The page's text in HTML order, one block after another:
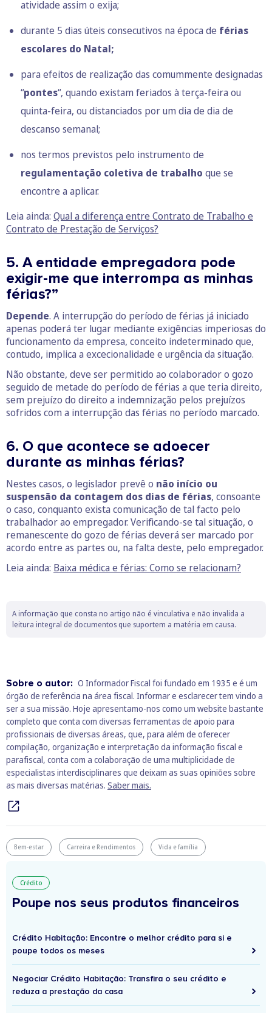
atividade assim o exija;
durante 5 dias úteis consecutivos na época de férias
escolares do Natal;
para efeitos de realização das comummente designadas
“pontes“, quando existam feriados à terça-feira ou
quinta-feira, ou distanciados por um dia de dia de
descanso semanal;
nos termos previstos pelo instrumento de
regulamentação coletiva de trabalho que se
encontre a aplicar.
Leia ainda: Qual a diferença entre Contrato de Trabalho e
Contrato de Prestação de Serviços?
5. A entidade empregadora pode
exigir-me que interrompa as minhas
férias?”
Depende. A interrupção do período de férias já iniciado
apenas poderá ter lugar mediante exigências imperiosas do
funcionamento da empresa, conceito indeterminado que,
contudo, implica a excecionalidade e urgência da situação.
Não obstante, deve ser permitido ao colaborador o gozo
seguido de metade do período de férias a que teria direito,
sem prejuízo do direito a indemnização pelos prejuízos
sofridos com a interrupção das férias no período marcado.
6. O que acontece se adoecer
durante as minhas férias?
Nestes casos, o legislador prevê o não início ou
suspensão da contagem dos dias de férias, consoante
o caso, conquanto exista comunicação de tal facto pelo
trabalhador ao empregador. Verificando-se tal situação, o
remanescente do gozo de férias deverá ser marcado por
acordo entre as partes ou, na falta deste, pelo empregador.
Leia ainda: Baixa médica e férias: Como se relacionam?
A informação que consta no artigo não é vinculativa e não invalida a
leitura integral de documentos que suportem a matéria em causa.
Sobre o autor: O Informador Fiscal foi fundado em 1935 e é um
órgão de referência na área fiscal. Informar e esclarecer tem vindo a
ser a sua missão. Hoje apresentamo-nos como um website bastante
completo que conta com diversas ferramentas de apoio para
profissionais de diversas áreas, que, para além de oferecer
compilação, organização e interpretação da informação fiscal e
parafiscal, conta com a colaboração de uma multiplicidade de
especialistas interdisciplinares que deixam as suas opiniões sobre
as mais diversas matérias. Saber mais.
Bem-estar Carreira e Rendimentos Vida e família
Crédito
Poupe nos seus produtos financeiros
Crédito Habitação: Encontre o melhor crédito para si e
poupe todos os meses
Negociar Crédito Habitação: Transfira o seu crédito e
reduza a prestação da casa